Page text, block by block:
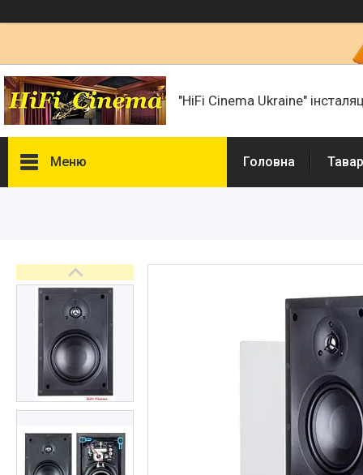
"HiFi Cinema Ukraine"
Меню
Презентації і документи
Про нас
Сертифікати і ліцензії
Відгуки
Доставка і оплата
Головна